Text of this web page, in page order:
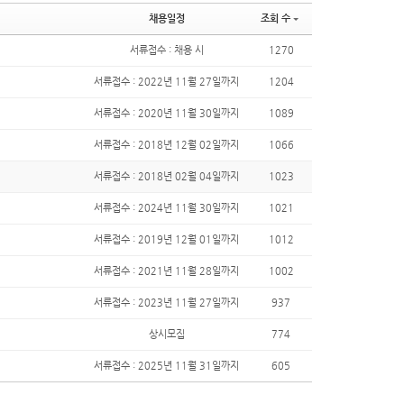
채용일정 조회 수
서류접수 : 채용 시 1270
서류접수 : 2022년 11월 27일까지 1204
서류접수 : 2020년 11월 30일까지 1089
서류접수 : 2018년 12월 02일까지 1066
서류접수 : 2018년 02월 04일까지 1023
서류접수 : 2024년 11월 30일까지 1021
서류접수 : 2019년 12월 01일까지 1012
서류접수 : 2021년 11월 28일까지 1002
서류접수 : 2023년 11월 27일까지 937
상시모집 774
서류접수 : 2025년 11월 31일까지 605